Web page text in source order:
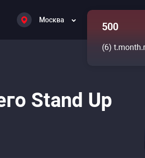
Москва
Stand Up
500
(6)